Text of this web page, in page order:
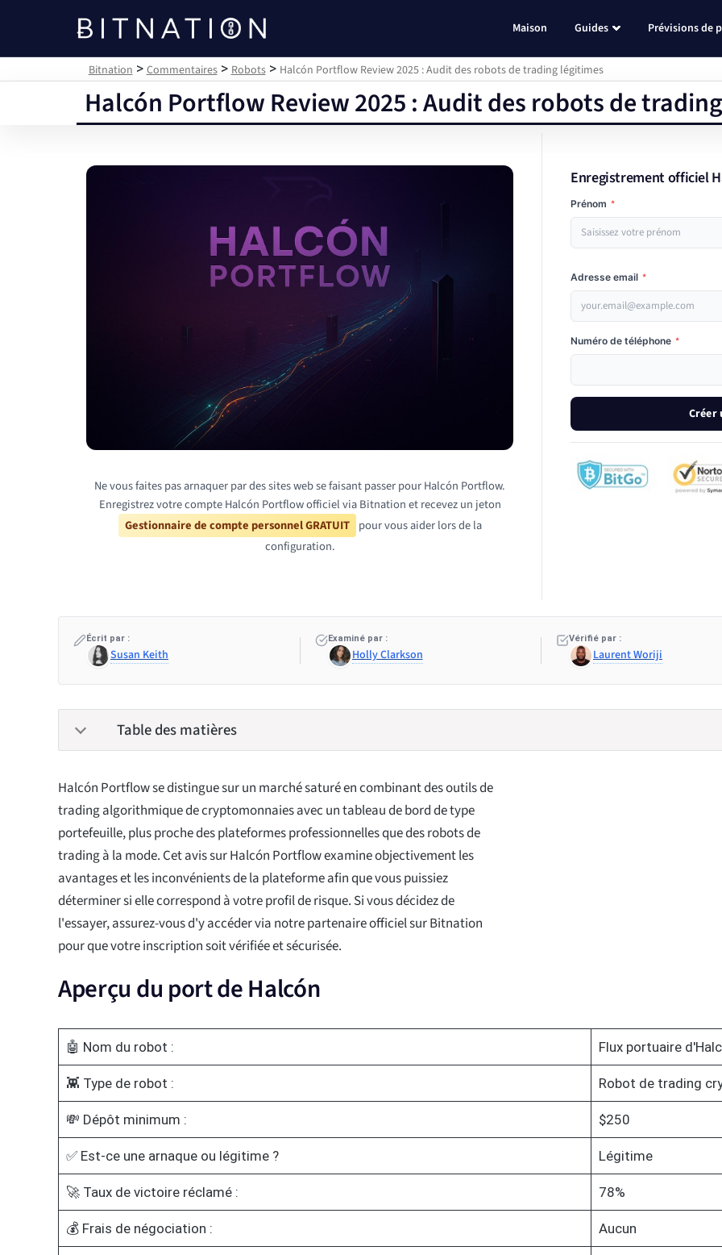
Bitnation
Maison Guides Prévisions de
Bitnation >Commentaires>Robots> Halcón Portflow Review 2025 : Audit des robots de trading légitimes
Halcón Portflow Review 2025 : Audit des robots de
Ne vous faites pas arnaquer par des sites web se faisant passer pour Halcón Portflow.
Enregistrez votre compte Halcón Portflow officiel via Bitnation et recevez un jeton
Gestionnaire de compte personnel GRATUIT pour vous aider lors de la
configuration.
Enregistrement officiel
Prénom *
Adresse email *
Numéro de téléphone *
Créer
Écrit par :
Susan Keith
Examiné par :
Holly Clarkson
Vérifié par :
Laurent Woriji
Table des matières
Halcón Portflow se distingue sur un marché saturé en combinant des outils de
trading algorithmique de cryptomonnaies avec un tableau de bord de type
portefeuille, plus proche des plateformes professionnelles que des robots de
trading à la mode. Cet avis sur Halcón Portflow examine objectivement les
avantages et les inconvénients de la plateforme afin que vous puissiez
déterminer si elle correspond à votre profil de risque. Si vous décidez de
l'essayer, assurez-vous d'y accéder via notre partenaire officiel sur Bitnation
pour que votre inscription soit vérifiée et sécurisée.
Aperçu du port de Halcón
🤖 Nom du robot : Flux portuaire
👾 Type de robot : Robot de trading
💸 Dépôt minimum : $250
✅ Est-ce une arnaque ou légitime ? Légitime
🚀 Taux de victoire réclamé : 78%
💰 Frais de négociation : Aucun